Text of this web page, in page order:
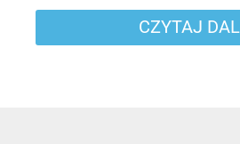
CZYTAJ